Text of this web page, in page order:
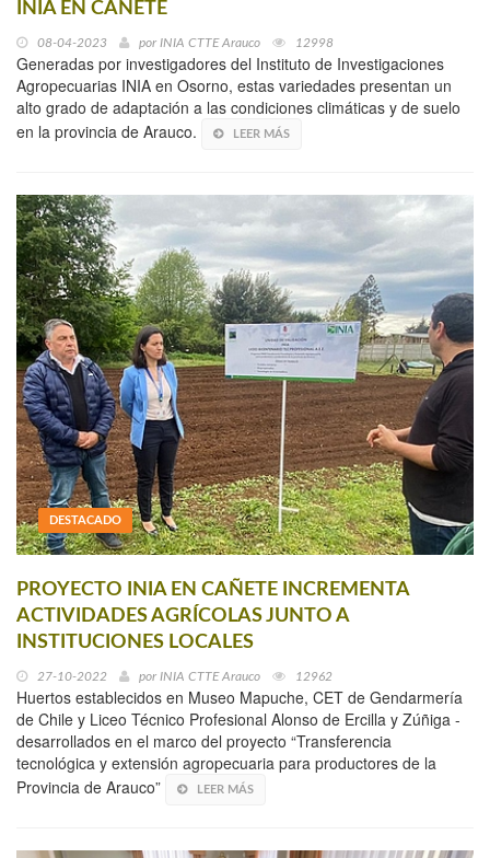
INIA EN CAÑETE
08-04-2023 por INIA CTTE Arauco 12998
Generadas por investigadores del Instituto de Investigaciones
Agropecuarias INIA en Osorno, estas variedades presentan un
alto grado de adaptación a las condiciones climáticas y de suelo
en la provincia de Arauco.
LEER MÁS
DESTACADO
PROYECTO INIA EN CAÑETE INCREMENTA
ACTIVIDADES AGRÍCOLAS JUNTO A
INSTITUCIONES LOCALES
27-10-2022 por INIA CTTE Arauco 12962
Huertos establecidos en Museo Mapuche, CET de Gendarmería
de Chile y Liceo Técnico Profesional Alonso de Ercilla y Zúñiga -
desarrollados en el marco del proyecto “Transferencia
tecnológica y extensión agropecuaria para productores de la
Provincia de Arauco”
LEER MÁS